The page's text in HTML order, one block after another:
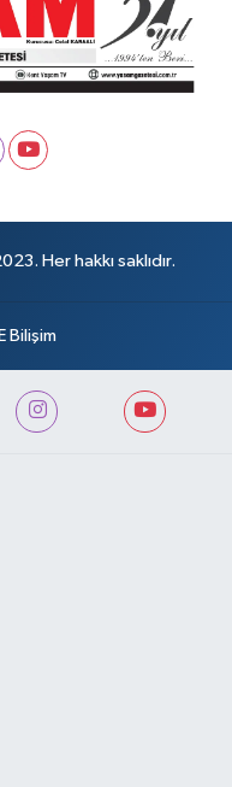
Her hakkı saklıdır.
Bilişim